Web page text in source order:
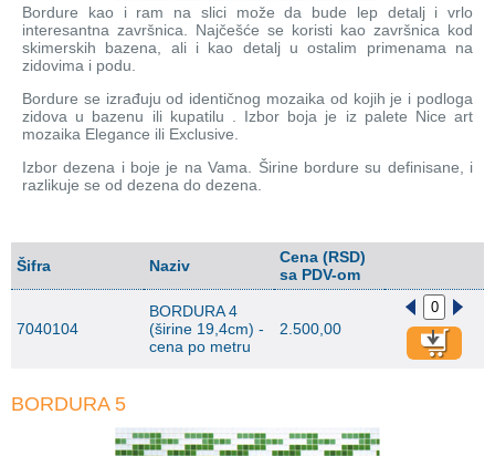
Bordure kao i ram na slici može da bude lep detalj i vrlo
interesantna završnica. Najčešće se koristi kao završnica kod
skimerskih bazena, ali i kao detalj u ostalim primenama na
zidovima i podu.
Bordure se izrađuju od identičnog mozaika od kojih je i podloga
zidova u bazenu ili kupatilu . Izbor boja je iz palete Nice art
mozaika Elegance ili Exclusive.
Izbor dezena i boje je na Vama. Širine bordure su definisane, i
razlikuje se od dezena do dezena.
Šifra Naziv
Cena (RSD)
sa PDV-om
7040104
BORDURA 4
(širine 19,4cm) -
cena po metru
2.500,00
BORDURA 5